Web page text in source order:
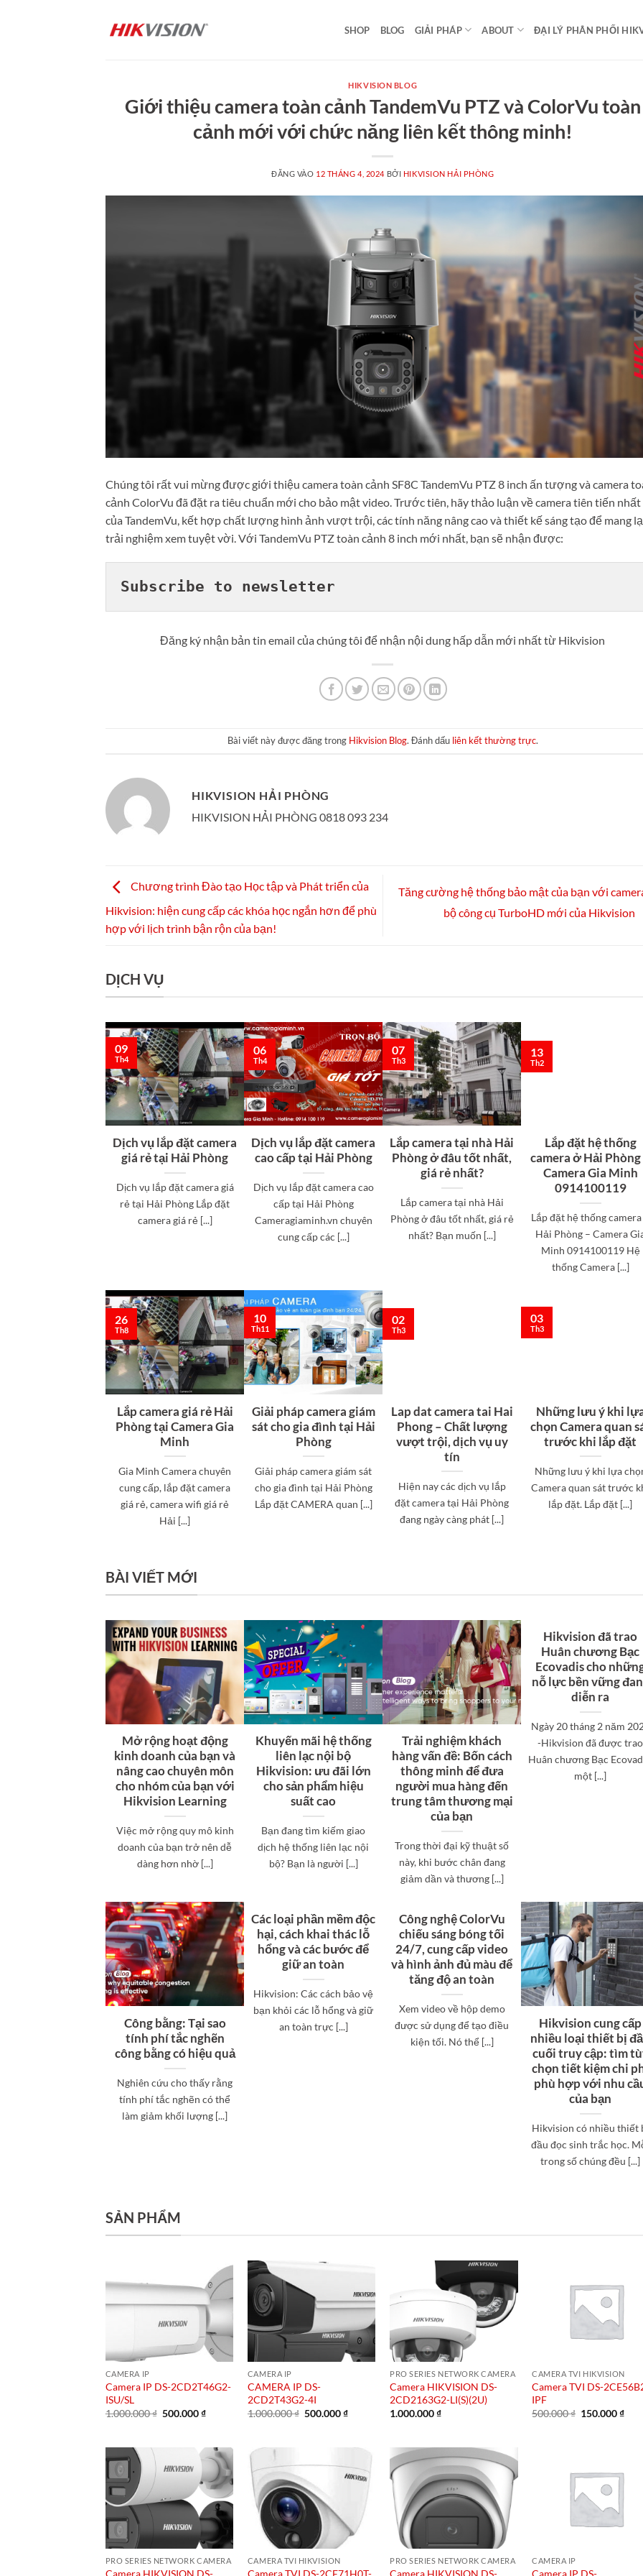
SHOP BLOG GIẢI PHÁP ABOUT ĐẠI LÝ PHÂN PHỐI
HIKVISION BLOG
Giới thiệu camera toàn cảnh TandemVu PTZ và ColorVu toàn
cảnh mới với chức năng liên kết thông minh!
ĐĂNG VÀO 12 THÁNG 4, 2024 BỞI HIKVISION HẢI PHÒNG
Chúng tôi rất vui mừng được giới thiệu camera toàn cảnh SF8C TandemVu PTZ 8 inch ấn tượng và camera
cảnh ColorVu đã đặt ra tiêu chuẩn mới cho bảo mật video. Trước tiên, hãy thảo luận về camera tiên tiến nhất
của TandemVu, kết hợp chất lượng hình ảnh vượt trội, các tính năng nâng cao và thiết kế sáng tạo để mang
trải nghiệm xem tuyệt vời. Với TandemVu PTZ toàn cảnh 8 inch mới nhất, bạn sẽ nhận được:
Subscribe to newsletter
Đăng ký nhận bản tin email của chúng tôi để nhận nội dung hấp dẫn mới nhất từ ​​Hikvision
Bài viết này được đăng trong Hikvision Blog. Đánh dấu liên kết thường trực.
HIKVISION HẢI PHÒNG
HIKVISION HẢI PHÒNG 0818 093 234
Chương trình Đào tạo Học tập và Phát triển của
Hikvision: hiện cung cấp các khóa học ngắn hơn để phù
hợp với lịch trình bận rộn của bạn!
Tăng cường hệ thống bảo mật của bạn với
bộ công cụ TurboHD mới của Hikvision
DỊCH VỤ
Dịch vụ lắp đặt camera
giá rẻ tại Hải Phòng
Dịch vụ lắp đặt camera giá
rẻ tại Hải Phòng Lắp đặt
camera giá rẻ [...]
09
Th4
Dịch vụ lắp đặt camera
cao cấp tại Hải Phòng
Dịch vụ lắp đặt camera cao
cấp tại Hải Phòng
Cameragiaminh.vn chuyên
cung cấp các [...]
06
Th4
Lắp camera tại nhà Hải
Phòng ở đâu tốt nhất,
giá rẻ nhất?
Lắp camera tại nhà Hải
Phòng ở đâu tốt nhất, giá rẻ
nhất? Bạn muốn [...]
07
Th3
Lắp đặt hệ thống
camera ở Hải Phòng
Camera Gia Minh
0914100119
Lắp đặt hệ thống
Hải Phòng – Camera
Minh 0914100119 Hệ
thống Camera [...]
13
Th2
Lắp camera giá rẻ Hải
Phòng tại Camera Gia
Minh
Gia Minh Camera chuyên
cung cấp, lắp đặt camera
giá rẻ, camera wifi giá rẻ
Hải [...]
26
Th8
Giải pháp camera giám
sát cho gia đình tại Hải
Phòng
Giải pháp camera giám sát
cho gia đình tại Hải Phòng
Lắp đặt CAMERA quan [...]
10
Th11
Lap dat camera tai Hai
Phong – Chất lượng
vượt trội, dịch vụ uy
tín
Hiện nay các dịch vụ lắp
đặt camera tại Hải Phòng
đang ngày càng phát [...]
02
Th3
Những lưu ý khi
chọn Camera quan
trước khi lắp đặt
Những lưu ý khi lựa
Camera quan sát trước
lắp đặt. Lắp đặt [...]
03
Th3
BÀI VIẾT MỚI
Mở rộng hoạt động
kinh doanh của bạn và
nâng cao chuyên môn
cho nhóm của bạn với
Hikvision Learning
Việc mở rộng quy mô kinh
doanh của bạn trở nên dễ
dàng hơn nhờ [...]
Khuyến mãi hệ thống
liên lạc nội bộ
Hikvision: ưu đãi lớn
cho sản phẩm hiệu
suất cao
Bạn đang tìm kiếm giao
dịch hệ thống liên lạc nội
bộ? Bạn là người [...]
Trải nghiệm khách
hàng vấn đề: Bốn cách
thông minh để đưa
người mua hàng đến
trung tâm thương mại
của bạn
Trong thời đại kỹ thuật số
này, khi bước chân đang
giảm dần và thương [...]
Hikvision đã trao
Huân chương Bạc
Ecovadis cho
nỗ lực bền vững
diễn ra
Ngày 20 tháng 2 năm
-Hikvision đã được trao
Huân chương Bạc
một [...]
Công bằng: Tại sao
tính phí tắc nghẽn
công bằng có hiệu quả
Nghiên cứu cho thấy rằng
tính phí tắc nghẽn có thể
làm giảm khối lượng [...]
Các loại phần mềm độc
hại, cách khai thác lỗ
hổng và các bước để
giữ an toàn
Hikvision: Các cách bảo vệ
bạn khỏi các lỗ hổng và giữ
an toàn trực [...]
Công nghệ ColorVu
chiếu sáng bóng tối
24/7, cung cấp video
và hình ảnh đủ màu để
tăng độ an toàn
Xem video về hộp demo
được sử dụng để tạo điều
kiện tối. Nó thể [...]
Hikvision cung cấp
nhiều loại thiết bị
cuối truy cập: tìm
chọn tiết kiệm chi
phù hợp với nhu
của bạn
Hikvision có nhiều thiết
đầu đọc sinh trắc học.
trong số chúng đều [...]
SẢN PHẨM
CAMERA IP
Camera IP DS-2CD2T46G2-
ISU/SL
1.000.000₫ Giá
500.000₫Giá
500.000 ₫.
CAMERA IP
CAMERA IP DS-
2CD2T43G2-4I
1.000.000₫ Giá
500.000₫Giá
PRO SERIES NETWORK CAMERA
Camera HIKVISION DS-
2CD2163G2-LI(S)(2U)
1.000.000₫
CAMERA TVI HIKVISION
Camera TVI DS-
IPF
500.000₫ Giá
150.000₫Giá
PRO SERIES NETWORK CAMERA CAMERA TVI HIKVISION PRO SERIES NETWORK CAMERA CAMERA IP